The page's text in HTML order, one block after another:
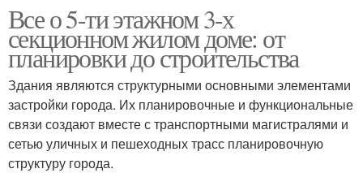
Все о 5-ти этажном 3-х
секционном жилом доме: от
планировки до строительства
Здания являются структурными основными элементами
застройки города. Их планировочные и функциональные
связи создают вместе с транспортными магистралями и
сетью уличных и пешеходных трасс планировочную
структуру города.